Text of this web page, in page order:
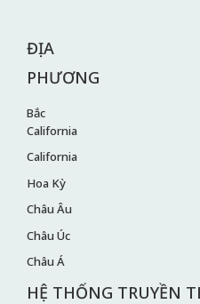
ĐỊA
PHƯƠNG
Bắc
California
California
Hoa Kỳ
Châu Âu
Châu Úc
Châu Á
HỆ THỐNG TRUYỀN